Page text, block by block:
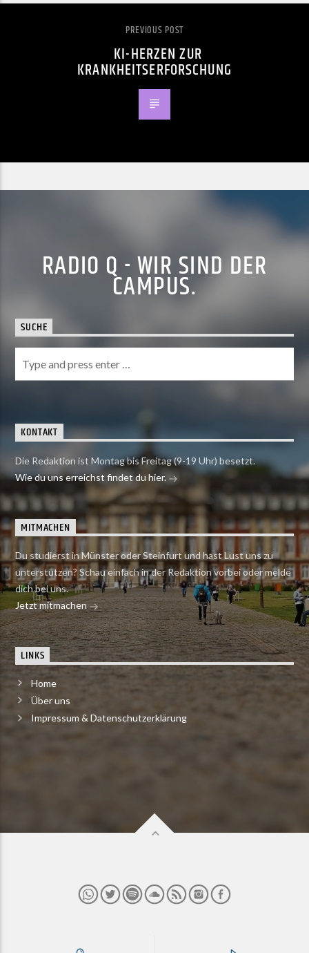
PREVIOUS POST
KI-HERZEN ZUR
KRANKHEITSERFORSCHUNG
RADIO Q - WIR SIND DER
CAMPUS.
SUCHE
KONTAKT
Die Redaktion ist Montag bis Freitag (9-19 Uhr) besetzt.
Wie du uns erreichst findet du hier.
MITMACHEN
Du studierst in Münster oder Steinfurt und hast Lust uns zu
unterstützen? Schau einfach in der Redaktion vorbei oder melde
dich bei uns.
Jetzt mitmachen
LINKS
Home
Über uns
Impressum & Datenschutzerklärung